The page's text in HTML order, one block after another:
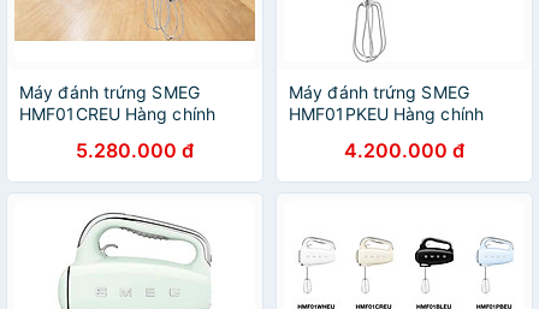
Máy đánh trứng SMEG
HMF01CREU Hàng chính
5.280.000 đ
Máy đánh trứng SMEG
HMF01PKEU Hàng chính
4.200.000 đ